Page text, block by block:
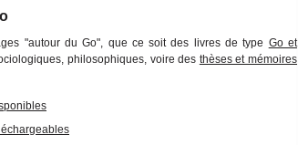
"autour du Go", que ce soit des livres de type Go et
philosophiques, voire des thèses et mémoires